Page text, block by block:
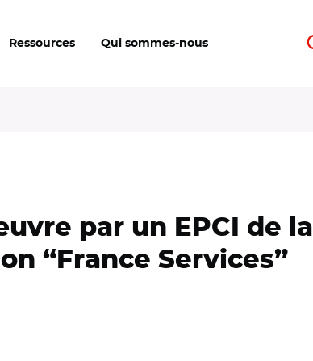
Ressources Qui sommes-nous
par un EPCI de la
“France Services”